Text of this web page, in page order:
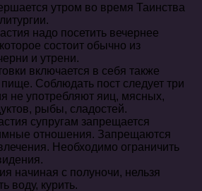
утром во время Таинства
надо посетить вечернее
состоит обычно из
и утрени.
включается в себя также
Соблюдать пост следует три
не употребляют яиц, мясных,
рыбы, сладостей.
супругам запрещается
отношения. Запрещаются
Необходимо ограничить
начиная с полуночи, нельзя
воду, курить.